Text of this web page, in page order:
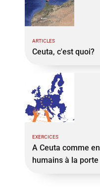
ARTICLES
Ceuta, c'est quoi?
EXERCICES
A Ceuta comme
humains à la porte